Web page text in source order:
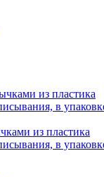
из пластика
в